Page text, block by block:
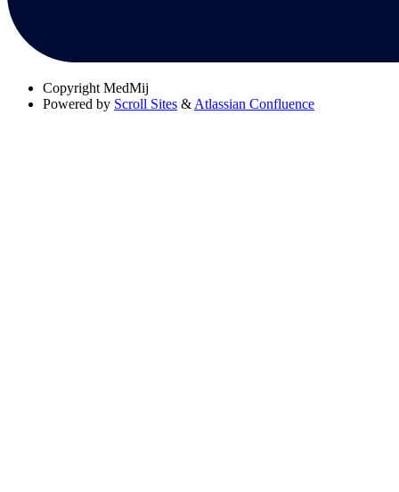
Copyright MedMij
Powered by Scroll Sites & Atlassian Confluence